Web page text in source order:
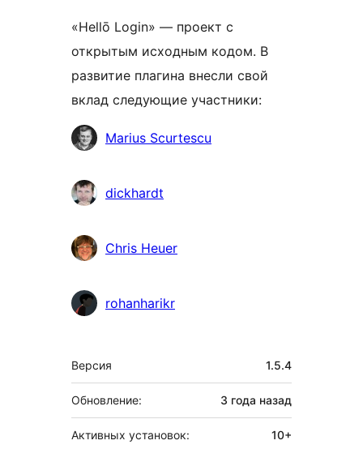
«Hellō Login» — проект с
открытым исходным кодом. В
развитие плагина внесли свой
вклад следующие участники:
УчастникиMarius Scurtescu
dickhardt
Chris Heuer
rohanharikr
Мета
Версия 1.5.4
Обновление: 3 года назад
Активных установок: 10+